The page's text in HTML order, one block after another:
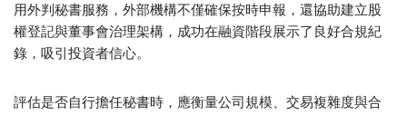
用外判秘書服務，外部機構不僅確保按時申報，還協助建立股
權登記與董事會治理架構，成功在融資階段展示了良好合規紀
錄，吸引投資者信心。
評估是否自行擔任秘書時，應衡量公司規模、交易複雜度與合